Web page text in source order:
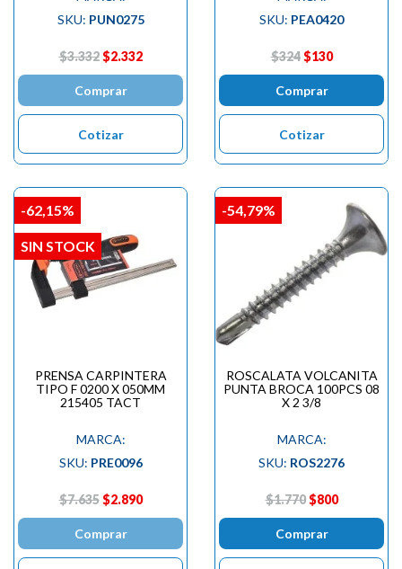
SKU: PUN0275
$3.332 $2.332
Comprar
Cotizar
SKU: PEA0420
$324 $130
Comprar
Cotizar
PRENSA CARPINTERA
TIPO F 0200 X 050MM
215405 TACT
MARCA:
SKU: PRE0096
$7.635 $2.890
Comprar
-62,15%
SIN STOCK
ROSCALATA VOLCANITA
PUNTA BROCA 100PCS 08
X 2 3/8
MARCA:
SKU: ROS2276
$1.770 $800
Comprar
-54,79%